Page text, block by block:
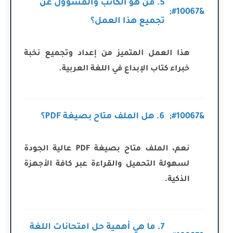
5. من هو الكاتب والمسؤول عن
تجميع هذا العمل؟
هذا العمل المتميز من إعداد وتجميع نخبة
خبراء كتاب الإبداع في اللغة العربية.
6. هل الملف متاح بصيغة PDF؟
نعم، الملف متاح بصيغة PDF عالية الجودة
لسهولة التحميل والقراءة عبر كافة الأجهزة
7. ما هي أهمية حل امتحانات اللغة